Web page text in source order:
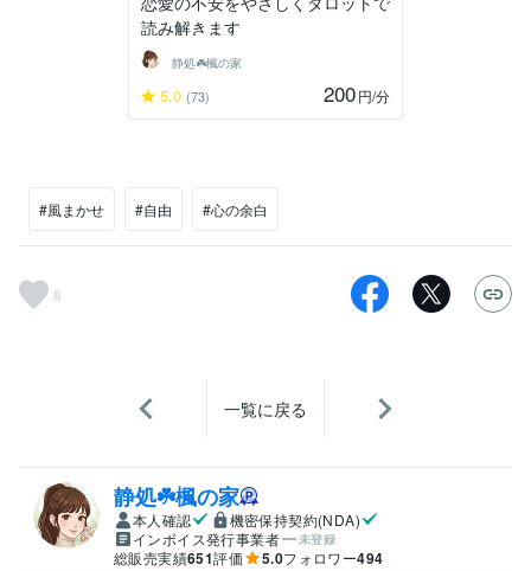
読み解きます
静処☘️楓の家
5.0 (73) 200円/分
#風まかせ #自由 #心の余白
8
一覧に戻る
静処☘️楓の家
本人確認
機密保持契約(NDA)
インボイス発行事業者
未登録
総販売実績651評価 5.0フォロワー494